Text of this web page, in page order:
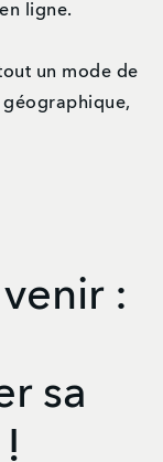
ligne.
un mode de
géographique,
:
sa